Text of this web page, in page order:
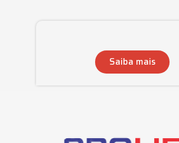
Saiba mais